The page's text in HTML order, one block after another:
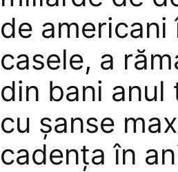
de
casele, a
din bani
cu şanse
cadenţa în